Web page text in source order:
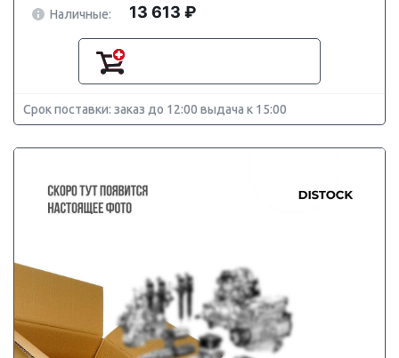
Наличные:
13 613 ₽
Срок поставки: заказ до 12:00 выдача к 15:00